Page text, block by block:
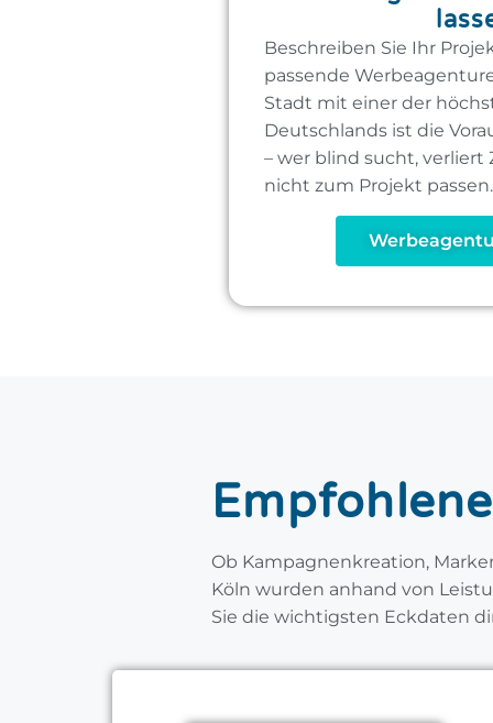
Beschreiben Sie Ihr
passende
Stadt mit einer der
Deutschlands ist die
– wer blind sucht, verliert
nicht zum Projekt passen.
Ob Kampagnenkreation,
Köln wurden anhand von
Sie die wichtigsten Eckdaten